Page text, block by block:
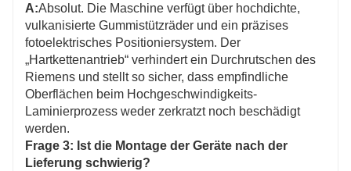
A:Absolut. Die Maschine verfügt über hochdichte,
vulkanisierte Gummistützräder und ein präzises
fotoelektrisches Positioniersystem. Der
„Hartkettenantrieb“ verhindert ein Durchrutschen des
Riemens und stellt so sicher, dass empfindliche
Oberflächen beim Hochgeschwindigkeits-
Laminierprozess weder zerkratzt noch beschädigt
werden.
Frage 3: Ist die Montage der Geräte nach der
Lieferung schwierig?